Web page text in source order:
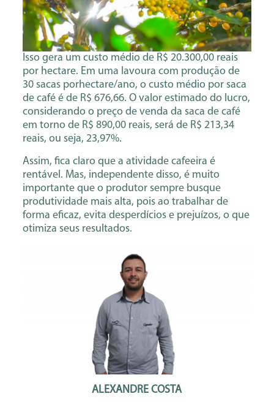
Isso gera um custo médio de R$ 20.300,00 reais
por hectare. Em uma lavoura com produção de
30 sacas porhectare/ano, o custo médio por saca
de café é de R$ 676,66. O valor estimado do lucro,
considerando o preço de venda da saca de café
em torno de R$ 890,00 reais, será de R$ 213,34
reais, ou seja, 23,97%.
Assim, fica claro que a atividade cafeeira é
rentável. Mas, independente disso, é muito
importante que o produtor sempre busque
produtividade mais alta, pois ao trabalhar de
forma eficaz, evita desperdícios e prejuízos, o que
otimiza seus resultados.
ALEXANDRE COSTA